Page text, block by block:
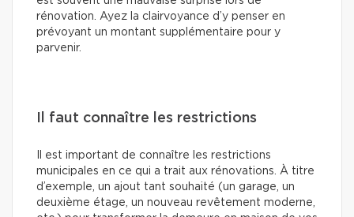
rénovation. Ayez la clairvoyance d’y penser en
prévoyant un montant supplémentaire pour y
parvenir.
Il faut connaître les restrictions
Il est important de connaître les restrictions
municipales en ce qui a trait aux rénovations. À titre
d’exemple, un ajout tant souhaité (un garage, un
deuxième étage, un nouveau revêtement moderne,